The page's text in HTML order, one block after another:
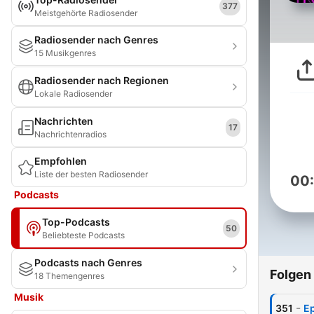
Meistgehörte Radiosender
377
Radiosender nach Genres
15 Musikgenres
Radiosender nach Regionen
Lokale Radiosender
Nachrichten
Nachrichtenradios
17
Empfohlen
Liste der besten Radiosender
Podcasts
Top-Podcasts
Beliebteste Podcasts
50
Podcasts nach Genres
18 Themengenres
Musik
Folgen
351 -